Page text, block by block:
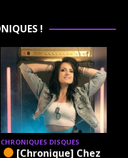
!
CHRONIQUES DISQUES
[Chronique] Chez